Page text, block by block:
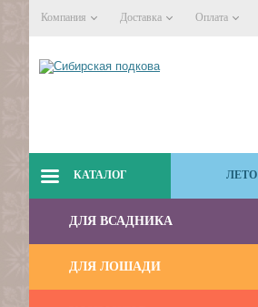
Компания Доставка Оплата
КАТАЛОГ ЛЕТО
ДЛЯ ВСАДНИКА
ДЛЯ ЛОШАДИ